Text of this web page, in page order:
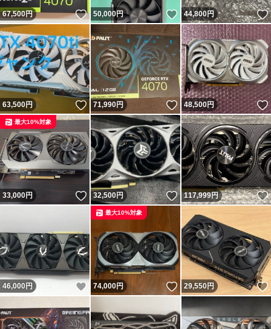
67,500円 いいね！
50,000円 いいね！
44,800円
63,500円 いいね！
71,990円 いいね！
48,500円
33,000円 いいね！
最大10%対象
32,500円 いいね！
117,999円
46,000 円 いいね！
74,000円 いいね！
最大10%対象
29,550円